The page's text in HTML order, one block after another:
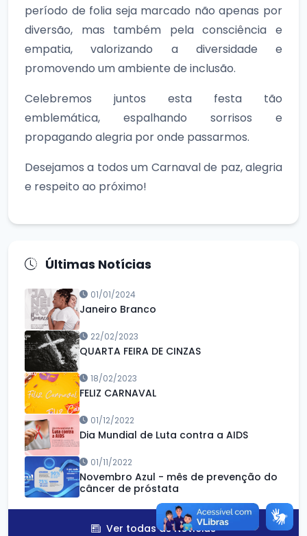
período de folia seja marcado não apenas por
diversão, mas também pela consciência e
empatia, valorizando a diversidade e
promovendo um ambiente de inclusão.
Celebremos juntos esta festa tão
emblemática, espalhando sorrisos e
propagando alegria por onde passarmos.
Desejamos a todos um Carnaval de paz, alegria
e respeito ao próximo!
Últimas Notícias
01/01/2024
Janeiro Branco
22/02/2023
QUARTA FEIRA DE CINZAS
18/02/2023
FELIZ CARNAVAL
01/12/2022
Dia Mundial de Luta contra a AIDS
01/11/2022
Novembro Azul - mês de prevenção do
câncer de próstata
Ver todas as Notícias